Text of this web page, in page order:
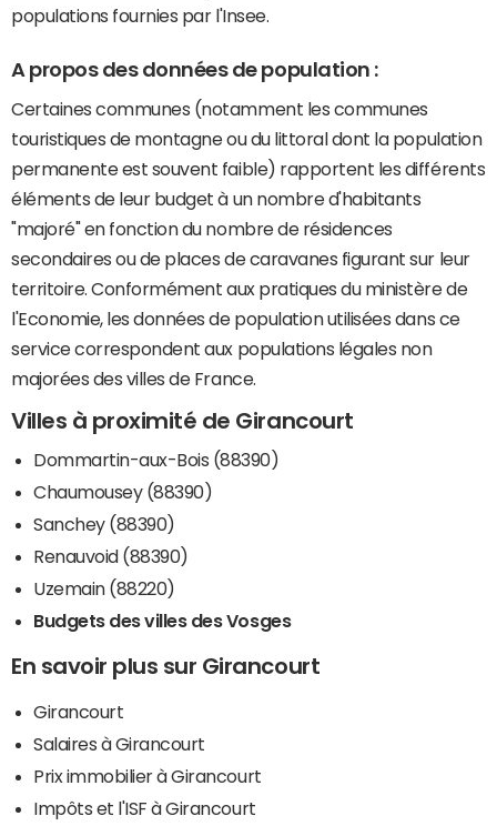
populations fournies par l'Insee.
A propos des données de population :
Certaines communes (notamment les communes
touristiques de montagne ou du littoral dont la population
permanente est souvent faible) rapportent les différents
éléments de leur budget à un nombre d'habitants
"majoré" en fonction du nombre de résidences
secondaires ou de places de caravanes figurant sur leur
territoire. Conformément aux pratiques du ministère de
l'Economie, les données de population utilisées dans ce
service correspondent aux populations légales non
majorées des villes de France.
Villes à proximité de Girancourt
Dommartin-aux-Bois (88390)
Chaumousey (88390)
Sanchey (88390)
Renauvoid (88390)
Uzemain (88220)
Budgets des villes des Vosges
En savoir plus sur Girancourt
Girancourt
Salaires à Girancourt
Prix immobilier à Girancourt
Impôts et l'ISF à Girancourt